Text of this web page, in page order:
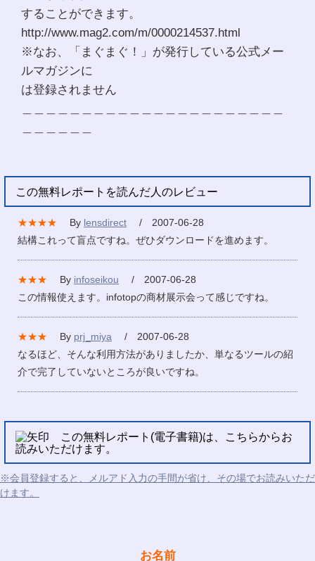
することができます。
http://www.mag2.com/m/0000214537.html
※なお、「まぐまぐ！」が発行している公式メー
ルマガジンに
は登録されません
この無料レポートを読んだ人のレビュー
★★★★ By lensdirect
/ 2007-06-28
結構これって盲点ですね。ぜひダウンロードを進めます。
★★★ By infoseikou
/ 2007-06-28
この情報使えます。infotopの商材展示会って感じですね。
★★★ By prj_miya
/ 2007-06-28
なるほど、そんな利用方法がありましたか、単なるツールの紹
介で完了していないところが良いですね。
この無料レポート(電子書籍)は、こちらからお
読みいただけます。
※会員登録すると、メルアド入力の手間が省け、その場でお読みいただ
けます。
お名前